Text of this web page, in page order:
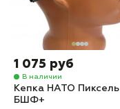
1 075 руб
В наличии
Кепка НАТО Пиксель
БШФ+